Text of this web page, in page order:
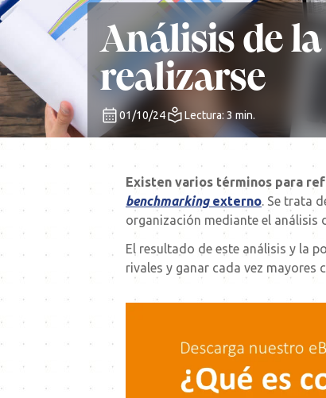
Análisis de
realizarse
01/10/24 Lectura: 3 min.
Existen varios términos para
benchmarking externo. Se trata
organización mediante el análisis
El resultado de este análisis y la
rivales y ganar cada vez mayores